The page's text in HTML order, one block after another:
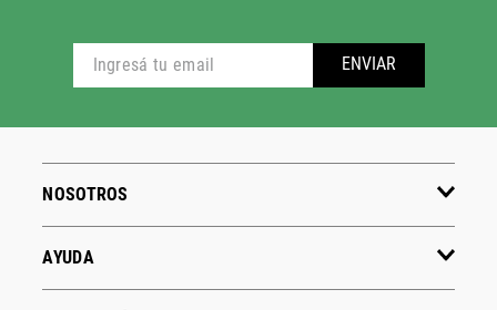
ENVIAR
NOSOTROS
AYUDA